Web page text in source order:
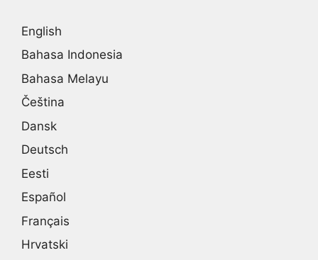
English
Bahasa Indonesia
Bahasa Melayu
Čeština
Dansk
Deutsch
Eesti
Español
Français
Hrvatski